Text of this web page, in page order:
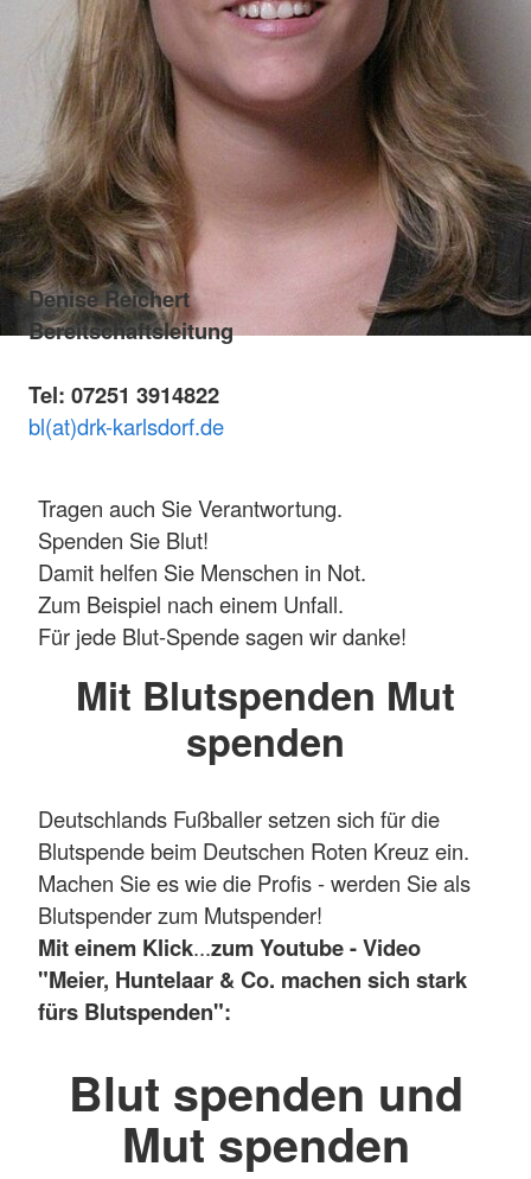
Denise Reichert
Bereitschaftsleitung
Tel: 07251 3914822
bl(at)drk-karlsdorf.de
Tragen auch Sie Verantwortung.
Spenden Sie Blut!
Damit helfen Sie Menschen in Not.
Zum Beispiel nach einem Unfall.
Für jede Blut-Spende sagen wir danke!
Mit Blutspenden Mut
spenden
Deutschlands Fußballer setzen sich für die
Blutspende beim Deutschen Roten Kreuz ein.
Machen Sie es wie die Profis - werden Sie als
Blutspender zum Mutspender!
Mit einem Klick...zum Youtube - Video
"Meier, Huntelaar & Co. machen sich stark
fürs Blutspenden":
Blut spenden und
Mut spenden